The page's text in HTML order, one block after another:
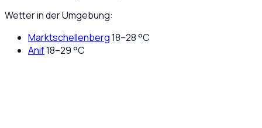
Wetter in der Umgebung:
Marktschellenberg18–28°C
Anif18–29°C